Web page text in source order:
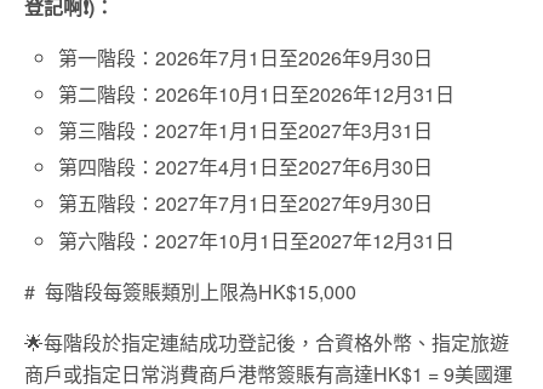
登記啊❗) ：
第一階段：2026年7月1 日至2026年9月30日
第二階段：2026年10月1 日至2026年12月31 日
第三階段：2027年1月1 日至2027年3月31 日
第四階段：2027年4月1 日至2027年6月30日
第五階段：2027年7月1 日至2027年9月30日
第六階段：2027年10月1 日至2027年12月31 日
# 每階段每簽賬類別上限為HK$15,000
🌟每階段於指定連結成功登記後，合資格外幣、指定旅遊
商戶或指定日常消費商戶港幣簽賬有高達HK$1 = 9美國運